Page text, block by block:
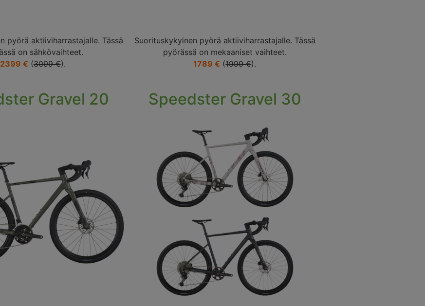
pyörä aktiiviharrastajalle. Tässä
on sähkövaihteet.
2399 € (3099 €).
Suorituskykyinen pyörä aktiiviharrastajalle. Tässä
pyörässä on mekaaniset vaihteet.
1789 € (1999 €).
Gravel 20 Speedster Gravel 30